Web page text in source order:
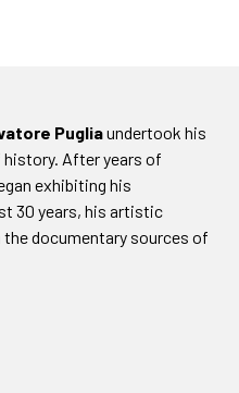
Pugliaundertook his
After years of
exhibiting his
30 years, his artistic
documentary sources of